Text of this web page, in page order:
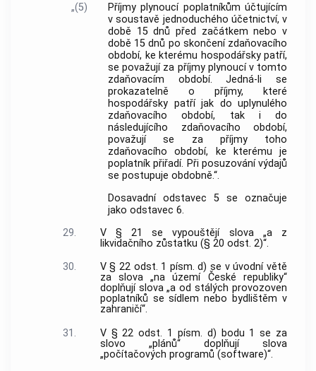
„(5)
Příjmy plynoucí poplatníkům účtujícím
v soustavě jednoduchého účetnictví, v
době 15 dnů před začátkem nebo v
době 15 dnů po skončení zdaňovacího
období, ke kterému hospodářsky patří,
se považují za příjmy plynoucí v tomto
zdaňovacím období. Jedná-li se
prokazatelně o příjmy, které
hospodářsky patří jak do uplynulého
zdaňovacího období, tak i do
následujícího zdaňovacího období,
považují se za příjmy toho
zdaňovacího období, ke kterému je
poplatník přiřadí. Při posuzování výdajů
se postupuje obdobně.“.
Dosavadní odstavec 5 se označuje
jako odstavec 6.
29.
V § 21 se vypouštějí slova „a z
likvidačního zůstatku (§ 20 odst. 2)“.
30.
V § 22 odst. 1 písm. d) se v úvodní větě
za slova „na území České republiky“
doplňují slova „a od stálých provozoven
poplatníků se sídlem nebo bydlištěm v
zahraničí“.
31.
V § 22 odst. 1 písm. d) bodu 1 se za
slovo „plánů“ doplňují slova
„počítačových programů (software)“.